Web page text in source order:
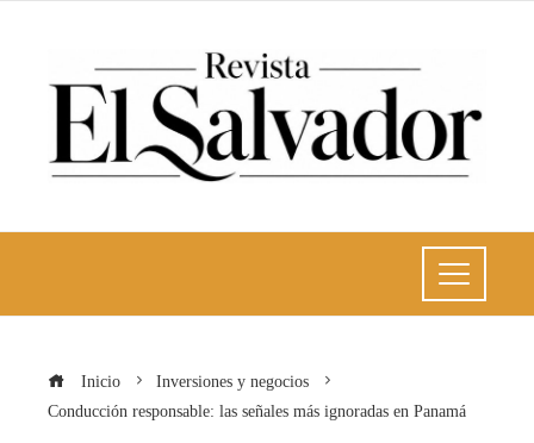
Inicio
Inversiones y negocios
Conducción responsable: las señales más ignoradas en Panamá